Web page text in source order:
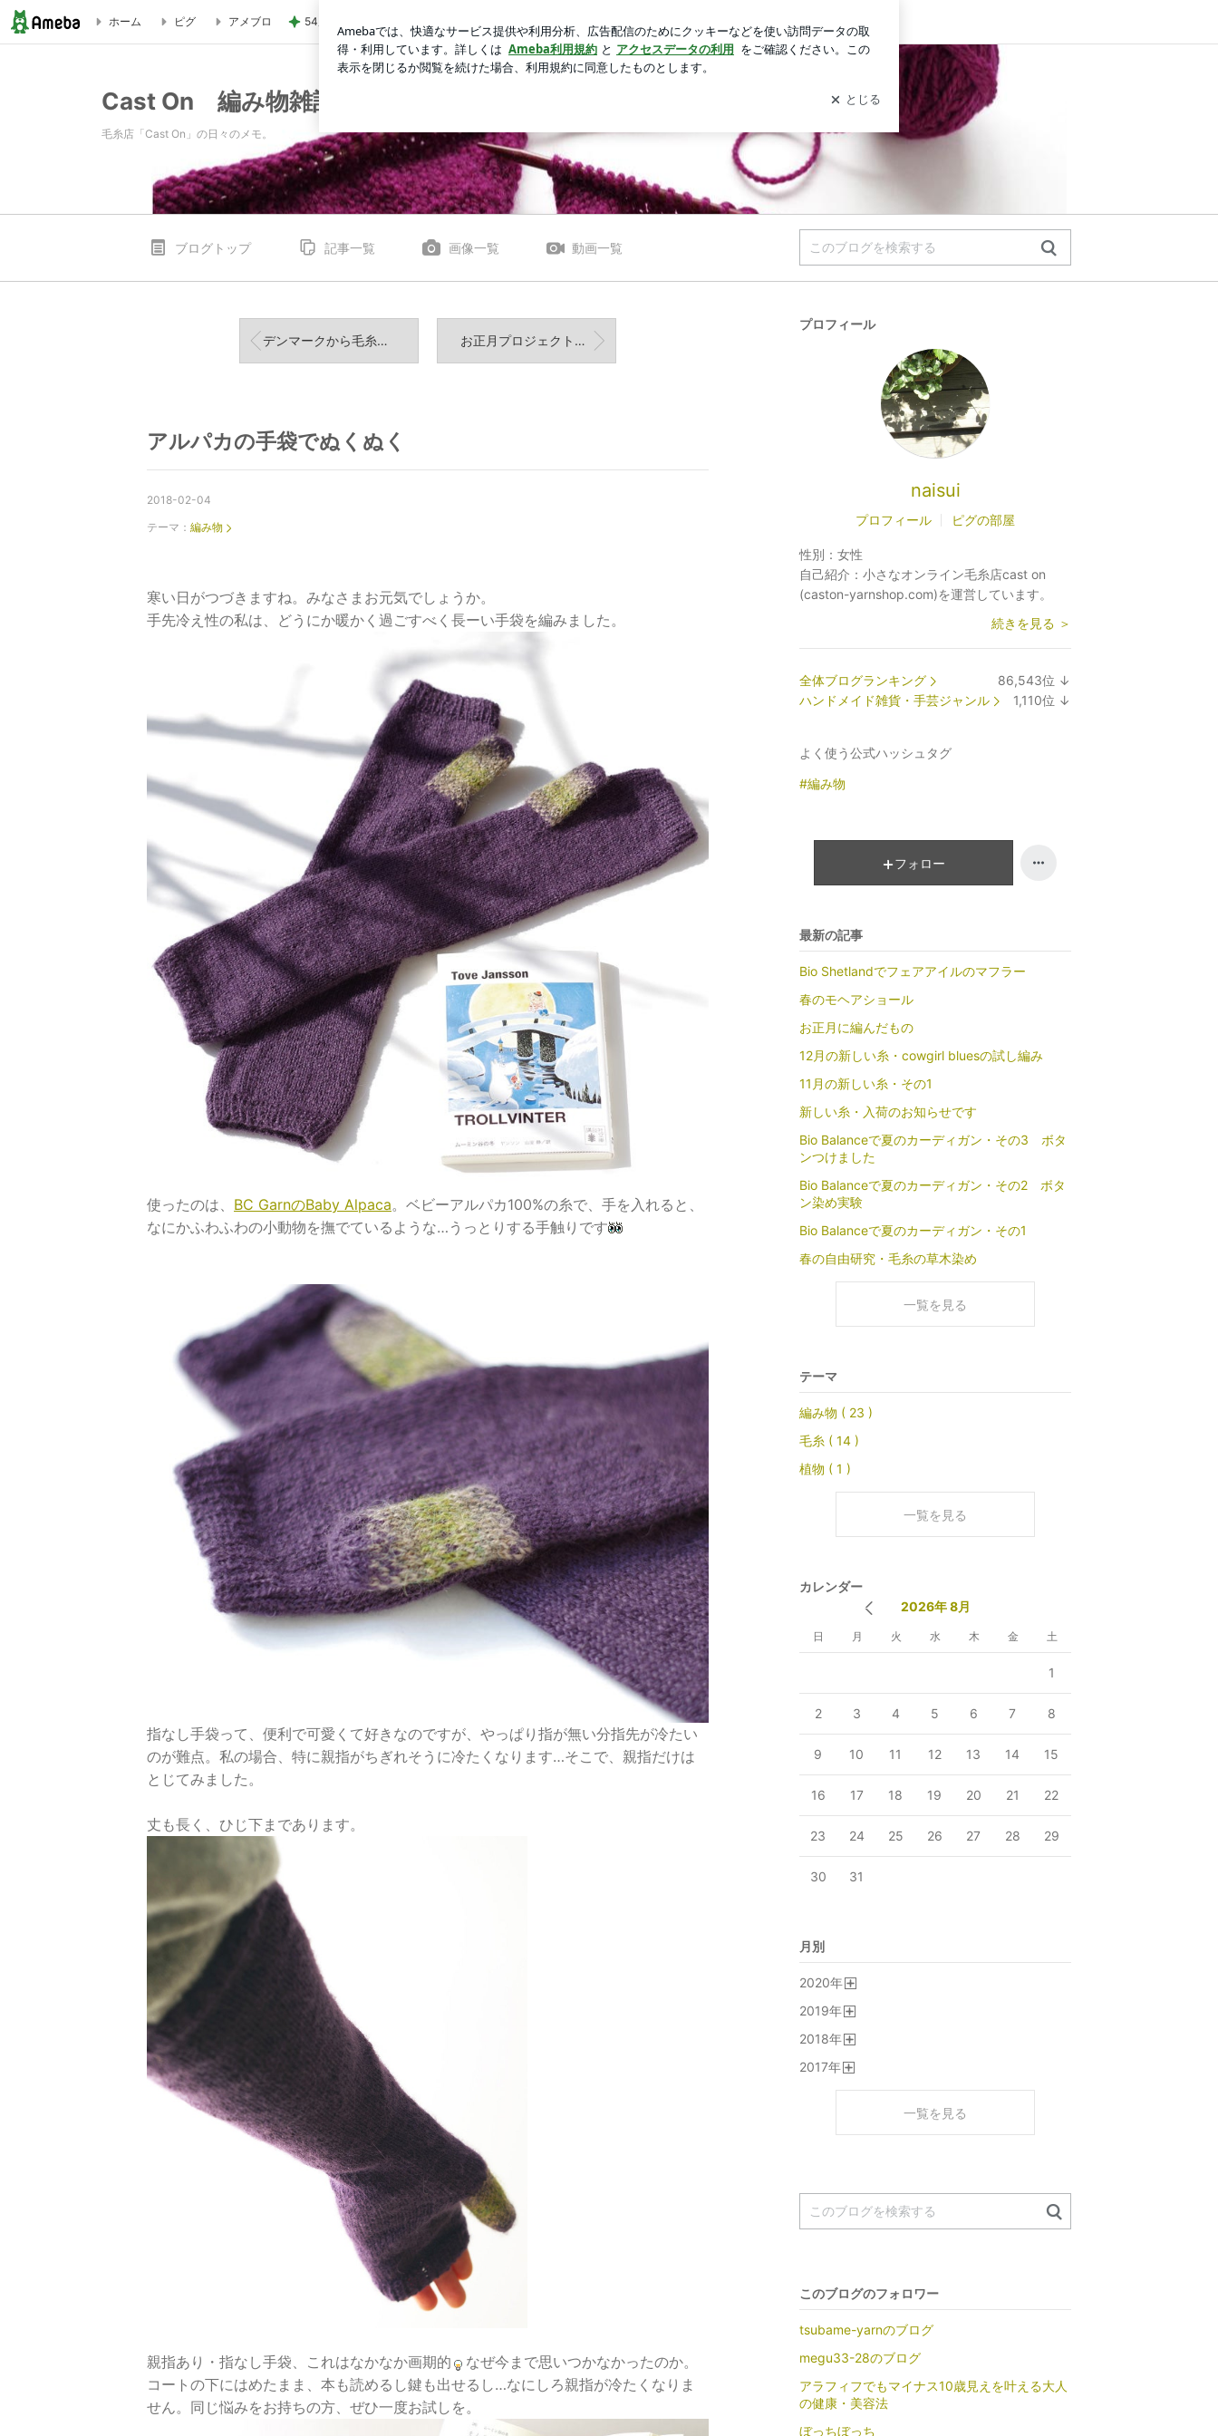
ホーム ピグ アメブロ 54歳美魔女モデルの近影に称賛 ログイン
Cast On 編み物雑記
毛糸店「Cast On」の日々のメモ。
ブログトップ 記事一覧 画像一覧 動画一覧
デンマークから毛糸到着・Bio Shetland お正月プロジェクト・後編 ポケットつけました
アルパカの手袋でぬくぬく
2018-02-04
テーマ： 編み物
寒い日がつづきますね。みなさまお元気でしょうか。
手先冷え性の私は、どうにか暖かく過ごすべく長ーい手袋を編みました。
使ったのは、 BC GarnのBaby Alpaca。ベビーアルパカ100%の糸で、手を入れると、
なにかふわふわの小動物を撫でているような…うっとりする手触りです
指なし手袋って、便利で可愛くて好きなのですが、やっぱり指が無い分指先が冷たい
のが難点。私の場合、特に親指がちぎれそうに冷たくなります…そこで、親指だけは
とじてみました。
丈も長く、ひじ下まであります。
親指あり・指なし手袋、これはなかなか画期的
なぜ今まで思いつかなかったのか。
コートの下にはめたまま、本も読めるし鍵も出せるし…なにしろ親指が冷たくなりま
せん。同じ悩みをお持ちの方、ぜひ一度お試しを。
プロフィール
naisui
プロフィール ピグの部屋
性別： 女性
自己紹介： 小さなオンライン毛糸店cast on
(caston-yarnshop.com)を運営しています。
続きを見る ＞
全体ブログランキング 86,543位 ↓
ハンドメイド雑貨・手芸ジャンル 1,110位 ↓
よく使う公式ハッシュタグ
#編み物
フォロー
最新の記事
Bio Shetlandでフェアアイルのマフラー
春のモヘアショール
お正月に編んだもの
12月の新しい糸・cowgirl bluesの試し編み
11月の新しい糸・その1
新しい糸・入荷のお知らせです
Bio Balanceで夏のカーディガン・その3 ボタ
ンつけました
Bio Balanceで夏のカーディガン・その2 ボタ
ン染め実験
Bio Balanceで夏のカーディガン・その1
春の自由研究・毛糸の草木染め
一覧を見る
テーマ
編み物 ( 23 )
毛糸 ( 14 )
植物 ( 1 )
一覧を見る
カレンダー
2026年 8月
日 月 火 水 木 金 土
1
2 3 4 5 6 7 8
9 10 11 12 13 14 15
16 17 18 19 20 21 22
23 24 25 26 27 28 29
30 31
月別
2020年
2019年
2018年
2017年
一覧を見る
このブログのフォロワー
tsubame-yarnのブログ
megu33-28のブログ
アラフィフでもマイナス10歳見えを叶える大人
の健康・美容法
ぼっちぼっち